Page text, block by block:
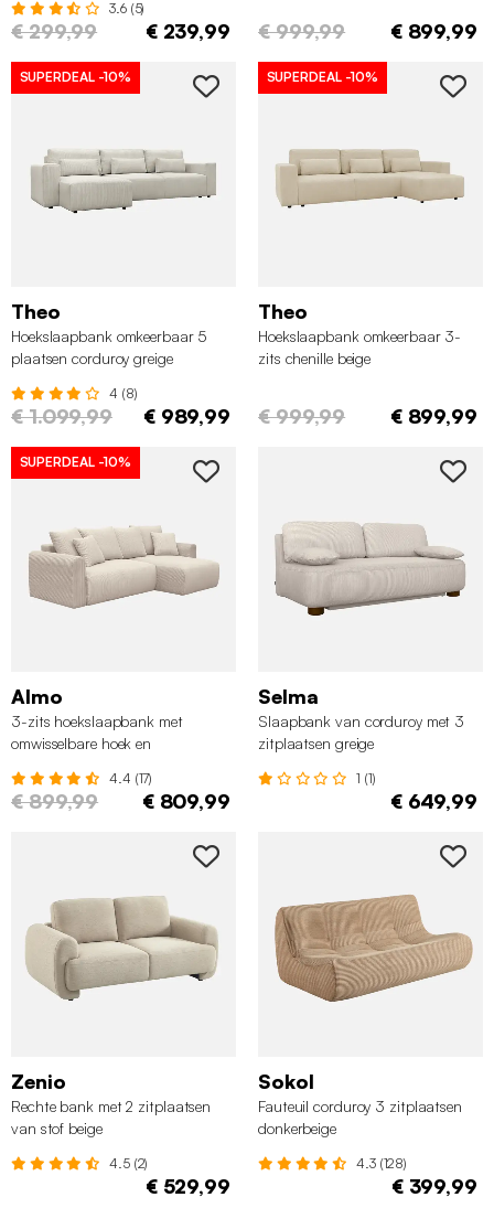
3.6 (5)
€ 299,99 € 239,99 € 999,99 € 899,99
SUPERDEAL -10%
Theo
Hoekslaapbank omkeerbaar 5
plaatsen corduroy greige
4 (8)
€ 1.099,99 € 989,99
SUPERDEAL -10%
Theo
Hoekslaapbank omkeerbaar 3-
zits chenille beige
€ 999,99 € 899,99
SUPERDEAL -10%
Almo
3-zits hoekslaapbank met
omwisselbare hoek en
4.4 (17)
€ 899,99 € 809,99
Selma
Slaapbank van corduroy met 3
zitplaatsen greige
1 (1)
€ 649,99
Zenio
Rechte bank met 2 zitplaatsen
van stof beige
4.5 (2)
€ 529,99
Sokol
Fauteuil corduroy 3 zitplaatsen
donkerbeige
4.3 (128)
€ 399,99